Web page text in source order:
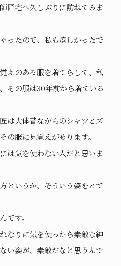
匠宅へ久しぶりに訪ねてみま
ったので、私も嬉しかったで
えのある服を着てらして、私
その服は30年前から着ている
は大体昔ながらのシャツとズ
の服に見覚えがあります。
は気を使わない人だと思いま
というか、そういう姿をとて
です。
なりに気を使ったら素敵な紳
い姿が、素敵だなと思うんで